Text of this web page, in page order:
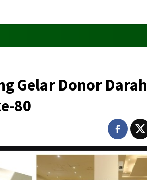
Gelar Donor Darah
80